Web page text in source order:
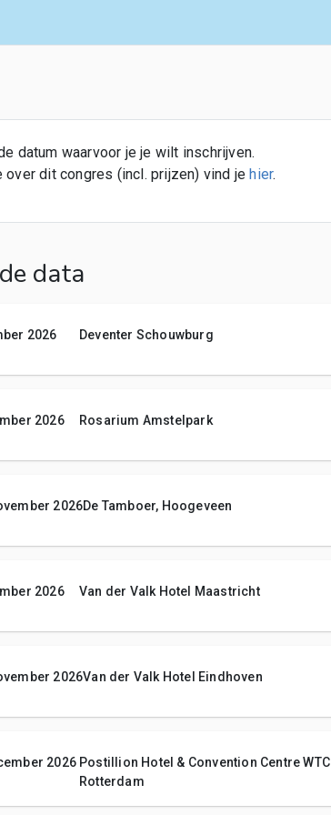
datum waarvoor je je wilt inschrijven.
over dit congres (incl. prijzen) vind je hier.
data
2026 Deventer Schouwburg
2026 Rosarium Amstelpark
2026De Tamboer, Hoogeveen
2026 Van der Valk Hotel Maastricht
2026Van der Valk Hotel Eindhoven
2026 Postillion Hotel & Convention Centre WTC
Rotterdam